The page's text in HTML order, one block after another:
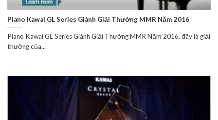
Piano Kawai GL Series Giành Giải Thưởng MMR Năm 2016
Piano Kawai GL Series Giành Giải Thưởng MMR Năm 2016, đây là giải
thưởng của...